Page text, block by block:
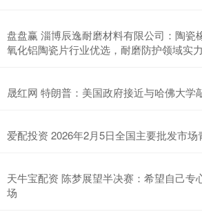
盘盘赢 淄博辰逸耐磨材料有限公司：陶瓷
氧化铝陶瓷片行业优选，耐磨防护领域实
晟红网 特朗普：美国政府接近与哈佛大学
爱配投资 2026年2月5日全国主要批发市
天牛宝配资 陈梦展望半决赛：希望自己专
场